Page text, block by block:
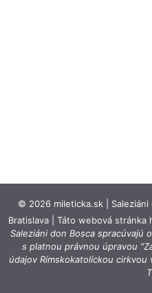
© 2026 mileticka.sk | Saleziáni
Bratislava | Táto webová
Saleziáni don Bosca spracúvajú
s platnou právnou úpravou
údajov Rímskokatolíckou